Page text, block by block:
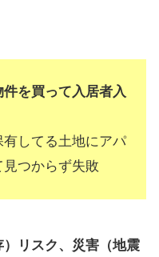
を買って入居者入
有してる土地にアパ
つからず失敗
リスク、災害（地震